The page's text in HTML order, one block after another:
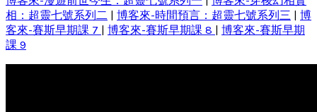
相：超靈七號系列二
博客來-時間預言：超靈七號系列三
博
客來-賽斯早期課 7
博客來-賽斯早期課 8
博客來-賽斯早期
課 9